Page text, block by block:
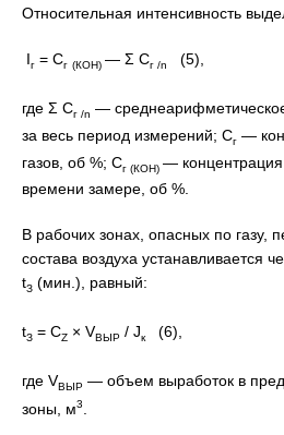
Относительная интенсивность
Iг = Сг (КОН) — Σ Сг /n (5),
где Σ Сг /n —
за весь период измерений; Сг —
газов, об %; Сг (КОН) —
времени замере, об %.
В рабочих зонах, опасных по газу,
состава воздуха устанавливается
tЗ (мин.), равный:
tЗ = СZ × VВЫР / Jк (6),
где VВЫР — объем выработок в
зоны, м3